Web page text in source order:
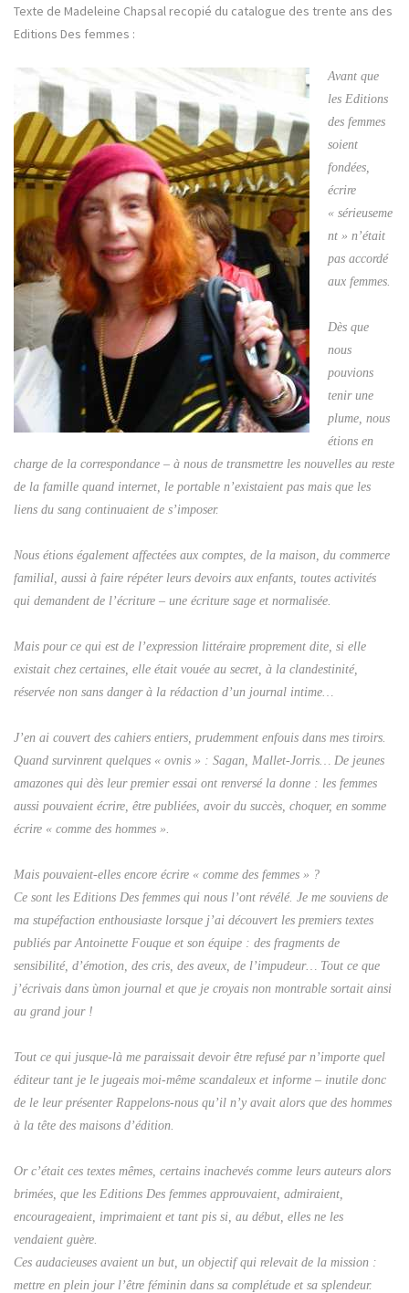
Texte de Madeleine Chapsal recopié du catalogue des trente ans des
Editions Des femmes :
Avant que
les Editions
des femmes
soient
fondées,
écrire
« sérieuseme
nt » n’était
pas accordé
aux femmes.
Dès que
nous
pouvions
tenir une
plume, nous
étions en
charge de la correspondance – à nous de transmettre les nouvelles au reste
de la famille quand internet, le portable n’existaient pas mais que les
liens du sang continuaient de s’imposer.
Nous étions également affectées aux comptes, de la maison, du commerce
familial, aussi à faire répéter leurs devoirs aux enfants, toutes activités
qui demandent de l’écriture – une écriture sage et normalisée.
Mais pour ce qui est de l’expression littéraire proprement dite, si elle
existait chez certaines, elle était vouée au secret, à la clandestinité,
réservée non sans danger à la rédaction d’un journal intime…
J’en ai couvert des cahiers entiers, prudemment enfouis dans mes tiroirs.
Quand survinrent quelques « ovnis » : Sagan, Mallet-Jorris… De jeunes
amazones qui dès leur premier essai ont renversé la donne : les femmes
aussi pouvaient écrire, être publiées, avoir du succès, choquer, en somme
écrire « comme des hommes ».
Mais pouvaient-elles encore écrire « comme des femmes » ?
Ce sont les Editions Des femmes qui nous l’ont révélé. Je me souviens de
ma stupéfaction enthousiaste lorsque j’ai découvert les premiers textes
publiés par Antoinette Fouque et son équipe : des fragments de
sensibilité, d’émotion, des cris, des aveux, de l’impudeur… Tout ce que
j’écrivais dans ùmon journal et que je croyais non montrable sortait ainsi
au grand jour !
Tout ce qui jusque-là me paraissait devoir être refusé par n’importe quel
éditeur tant je le jugeais moi-même scandaleux et informe – inutile donc
de le leur présenter Rappelons-nous qu’il n’y avait alors que des hommes
à la tête des maisons d’édition.
Or c’était ces textes mêmes, certains inachevés comme leurs auteurs alors
brimées, que les Editions Des femmes approuvaient, admiraient,
encourageaient, imprimaient et tant pis si, au début, elles ne les
vendaient guère.
Ces audacieuses avaient un but, un objectif qui relevait de la mission :
mettre en plein jour l’être féminin dans sa complétude et sa splendeur.